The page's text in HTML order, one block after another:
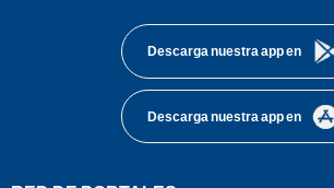
Descarga nuestra app en
Descarga nuestra app en